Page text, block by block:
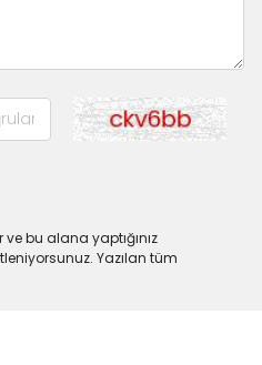
bu alana yaptığınız
Yazılan tüm